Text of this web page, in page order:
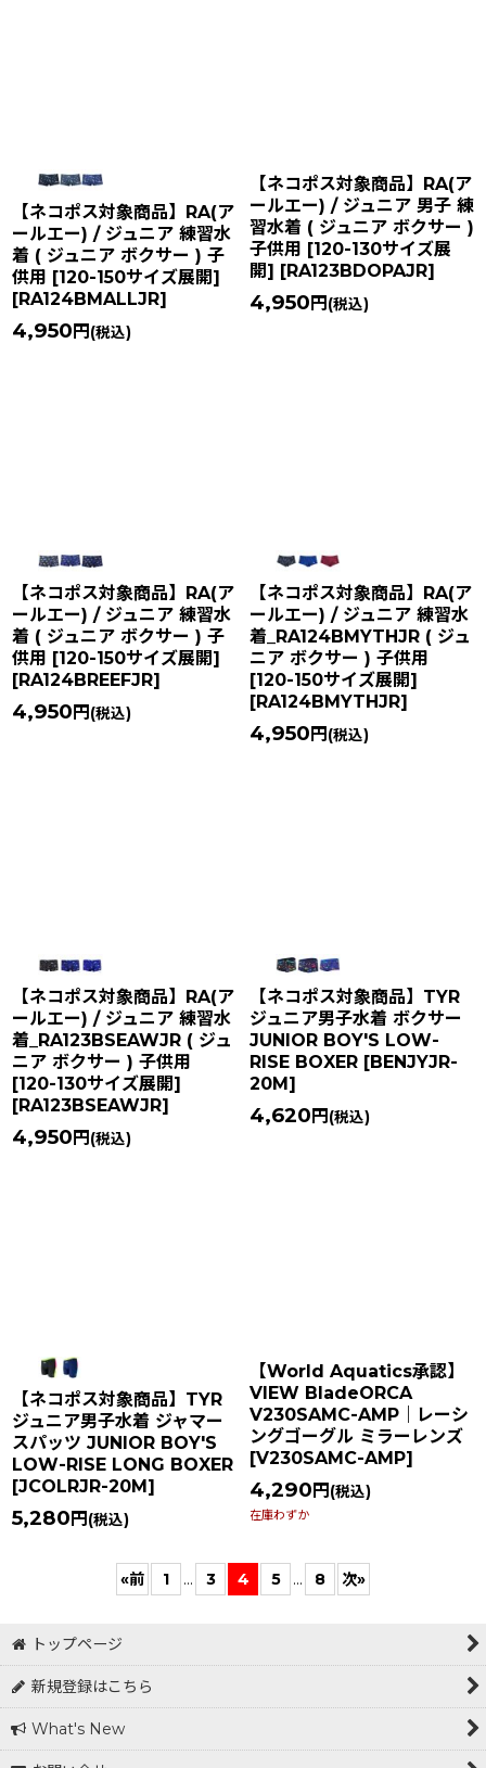
【ネコポス対象商品】RA(ア
ールエー) / ジュニア 練習水
着 ( ジュニア ボクサー ) 子
供用 [120-150サイズ展開]
[RA124BMALLJR]
4,950 円 (税込)
【ネコポス対象商品】RA(ア
ールエー) / ジュニア 男子 練
習水着 ( ジュニア ボクサー )
子供用 [120-130サイズ展
開] [RA123BDOPAJR]
4,950 円 (税込)
【ネコポス対象商品】RA(ア
ールエー) / ジュニア 練習水
着 ( ジュニア ボクサー ) 子
供用 [120-150サイズ展開]
[RA124BREEFJR]
4,950 円 (税込)
【ネコポス対象商品】RA(ア
ールエー) / ジュニア 練習水
着_RA124BMYTHJR ( ジュ
ニア ボクサー ) 子供用
[120-150サイズ展開]
[RA124BMYTHJR]
4,950 円 (税込)
【ネコポス対象商品】RA(ア
ールエー) / ジュニア 練習水
着_RA123BSEAWJR ( ジュ
ニア ボクサー ) 子供用
[120-130サイズ展開]
[RA123BSEAWJR]
4,950 円 (税込)
【ネコポス対象商品】TYR
ジュニア男子水着 ボクサー
JUNIOR BOY'S LOW-
RISE BOXER [BENJYJR-
20M]
4,620 円 (税込)
【ネコポス対象商品】TYR
ジュニア男子水着 ジャマー
スパッツ JUNIOR BOY'S
LOW-RISE LONG BOXER
[JCOLRJR-20M]
5,280 円 (税込)
【World Aquatics承認】
VIEW BladeORCA
V230SAMC-AMP｜レーシ
ングゴーグル ミラーレンズ
[V230SAMC-AMP]
4,290 円 (税込)
在庫わずか
«前 1 ... 3 4 5 ... 8 次»
トップページ
新規登録はこちら
What's New